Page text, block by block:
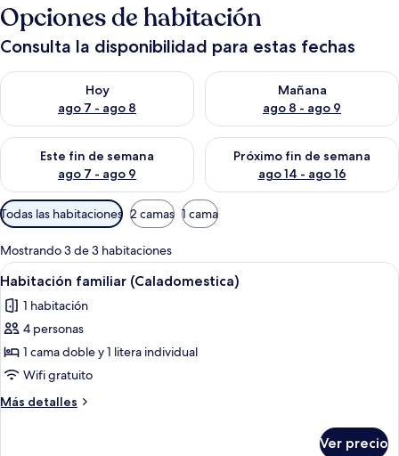
Opciones de habitación
Consulta la disponibilidad para estas fechas
Hoy
ago 7 - ago 8
Consulta la disponibilidad para hoy ago 7 - ago 8
Mañana
ago 8 - ago 9
Consulta la disponibilidad
Este fin de semana
ago 7 - ago 9
Consulta la disponibilidad para este fin de semana ago 7 -
Próximo fin de semana
ago 14 - ago 16
Consulta la disponibilidad
Filtros
disponibles
para
las
habitaciones
Todas las habitaciones 2 camas 1 cama
Mostrando 3 de 3 habitaciones
Abrir
todas
las
fotos
de
Habitación
familiar
(Caladomestica)
Una habitación con literas, una
6
Habitación familiar (Caladomestica)
1 habitación
4 personas
1 cama doble y 1 litera individual
Wifi gratuito
Más detalles
Más
Ver precio